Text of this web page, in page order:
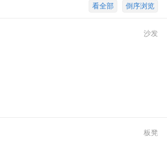
倒序浏览
看全部
沙发
板凳